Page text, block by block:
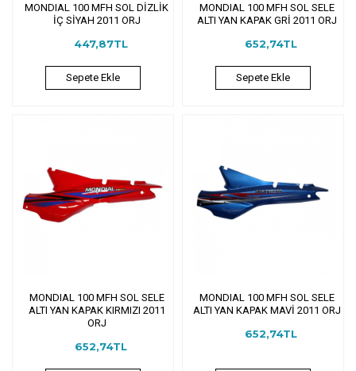
MONDIAL 100 MFH SOL DİZLİK
İÇ SİYAH 2011 ORJ
447,87TL
Sepete Ekle
MONDIAL 100 MFH SOL SELE
ALTI YAN KAPAK GRİ 2011 ORJ
652,74TL
Sepete Ekle
MONDIAL 100 MFH SOL SELE
ALTI YAN KAPAK KIRMIZI 2011
ORJ
652,74TL
MONDIAL 100 MFH SOL SELE
ALTI YAN KAPAK MAVİ 2011 ORJ
652,74TL